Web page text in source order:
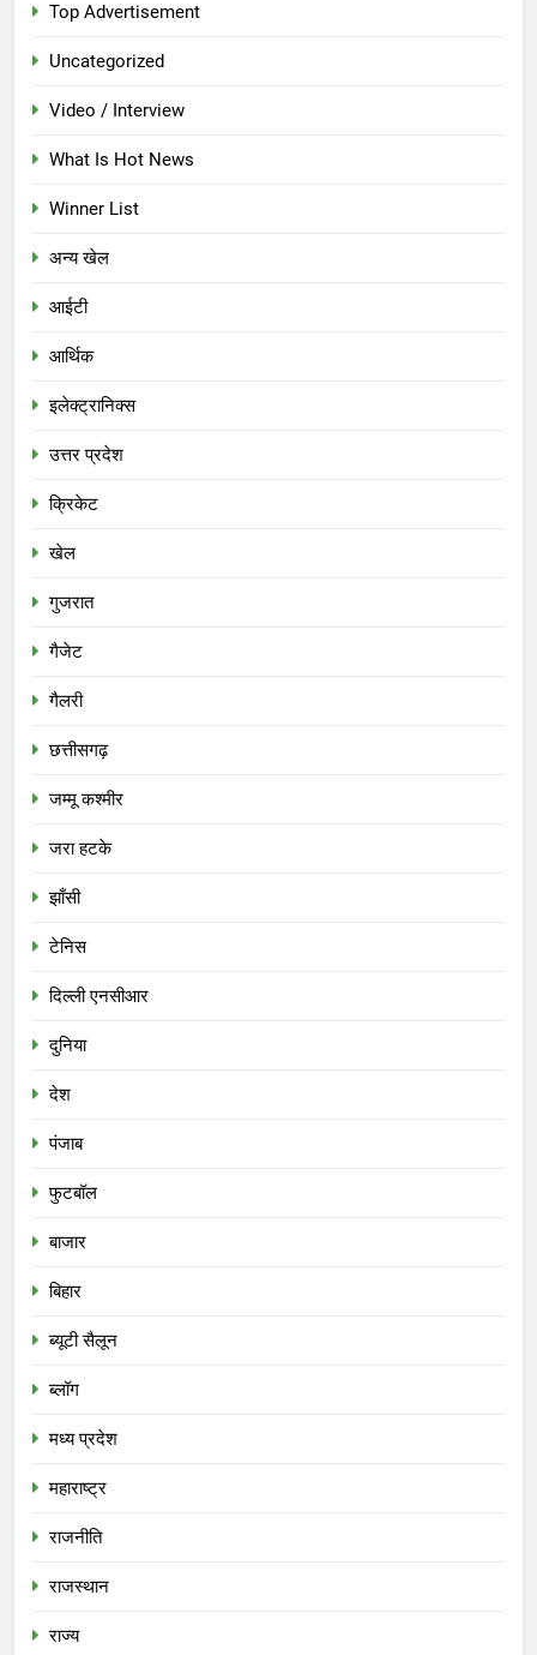
Top Advertisement
Uncategorized
Video / Interview
What Is Hot News
Winner List
अन्य खेल
आईटी
आर्थिक
इलेक्ट्रानिक्स
उत्तर प्रदेश
क्रिकेट
खेल
गुजरात
गैजेट
गैलरी
छत्तीसगढ़
जम्मू कश्मीर
जरा हटके
झाँसी
टेनिस
दिल्ली एनसीआर
दुनिया
देश
पंजाब
फुटबॉल
बाजार
बिहार
ब्यूटी सैलून
ब्लॉग
मध्य प्रदेश
महाराष्ट्र
राजनीति
राजस्थान
राज्य